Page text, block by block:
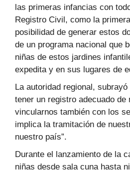
las primeras infancias con
Registro Civil, como la
posibilidad de generar estos
de un programa nacional que
niñas de estos jardines
expedita y en sus lugares de
La autoridad regional, subrayó
tener un registro adecuado de
vincularnos también con los
implica la tramitación de
nuestro país”.
Durante el lanzamiento de la
niñas desde sala cuna hasta